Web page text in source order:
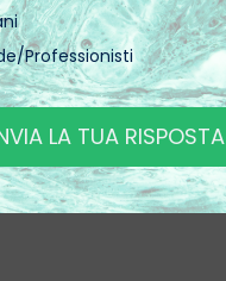
Professionisti
LA TUA RISPOSTA